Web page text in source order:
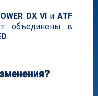
DX VIиATF
объединены в
.